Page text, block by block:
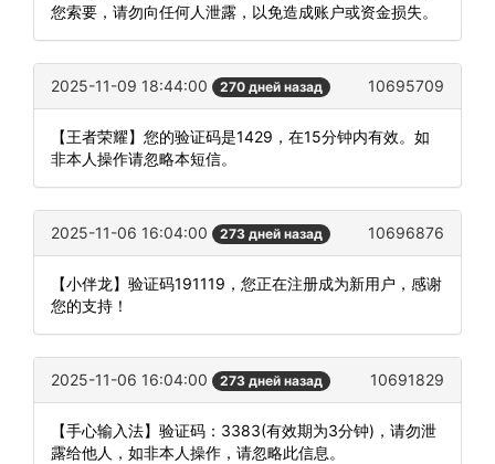
您索要，请勿向任何人泄露，以免造成账户或资金损失。
2025-11-09 18:44:00 270 дней назад 10695709
【王者荣耀】您的验证码是1429，在15分钟内有效。如
非本人操作请忽略本短信。
2025-11-06 16:04:00 273 дней назад 10696876
【小伴龙】验证码191119，您正在注册成为新用户，感谢
您的支持！
2025-11-06 16:04:00 273 дней назад 10691829
【手心输入法】验证码：3383(有效期为3分钟)，请勿泄
露给他人，如非本人操作，请忽略此信息。